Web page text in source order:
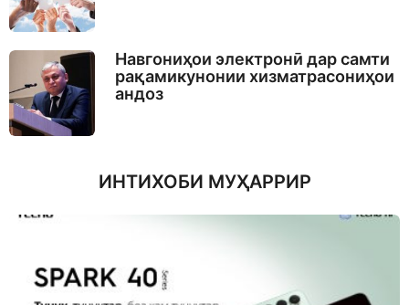
Навгониҳои электронӣ дар самти
рақамикунонии хизматрасониҳои
андоз
ИНТИХОБИ МУҲАРРИР